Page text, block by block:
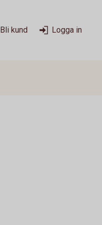
Bli kund Logga in